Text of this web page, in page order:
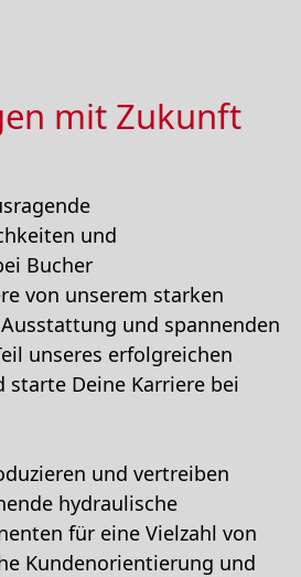
mit Zukunft
und
Bucher
von unserem starken
und spannenden
unseres erfolgreichen
starte Deine Karriere bei
und vertreiben
hydraulische
für eine Vielzahl von
Kundenorientierung und